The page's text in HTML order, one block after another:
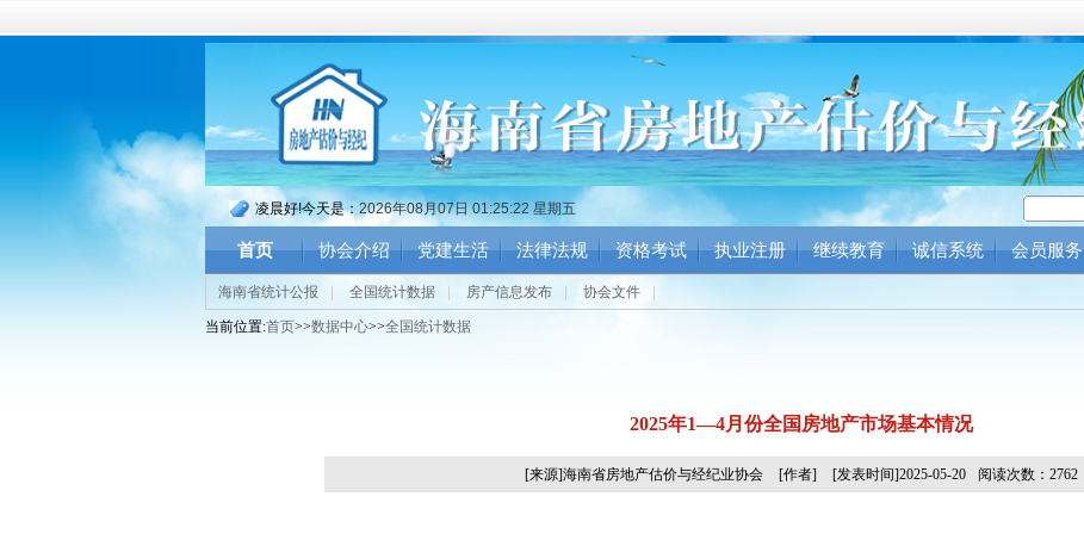
凌晨好!今天是： 2026年08月07日 01:25:23 星期五
首页 协会介绍 党建生活 法律法规 资格考试 执业注册 继续教育 诚信系统 会员服务
海南省统计公报 全国统计数据 房产信息发布 协会文件
当前位置:首页>>数据中心>>全国统计数据
2025年1—4月份全国房地产市场基本情况
[来源]海南省房地产估价与经纪业协会 [作者] [发表时间]2025-05-20 阅读次数：2762